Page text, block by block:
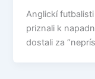
Anglickí
priznali k
dostali za